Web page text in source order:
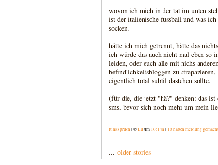
wovon ich mich in der tat im unten
ist der italienische fussball und was
socken.
hätte ich mich getrennt, hätte das
ich würde das auch nicht mal eben so
leiden, oder euch alle mit nichs
befindlichkeitsbloggen zu
eigentlich total subtil dastehen sollte.
(für die, die jetzt "hä?" denken: das
sms, bevor sich noch mehr um mein
funkspruch | ©Lu um 10:14h | 10 haben meldung gemacht
... older stories